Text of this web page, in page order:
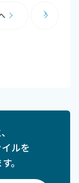
ルを
。